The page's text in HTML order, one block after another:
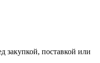
закупкой, поставкой или